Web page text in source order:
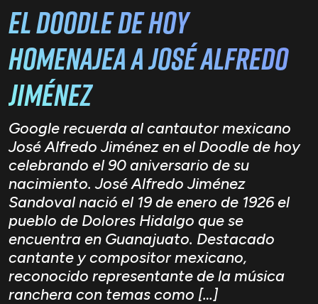
El Doodle de hoy
homenajea a José Alfredo
Jiménez
Google recuerda al cantautor mexicano
José Alfredo Jiménez en el Doodle de hoy
celebrando el 90 aniversario de su
nacimiento. José Alfredo Jiménez
Sandoval nació el 19 de enero de 1926 el
pueblo de Dolores Hidalgo que se
encuentra en Guanajuato. Destacado
cantante y compositor mexicano,
reconocido representante de la música
ranchera con temas como […]